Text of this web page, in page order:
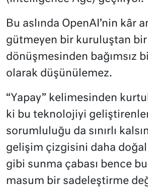
Bu aslında OpenAI’nin kâr
gütmeyen bir kuruluştan
dönüşmesinden bağımsız
olarak düşünülemez.
“Yapay” kelimesinden
ki bu teknolojiyi
sorumluluğu da sınırlı
gelişim çizgisini daha
gibi sunma çabası bence
masum bir sadeleştirme